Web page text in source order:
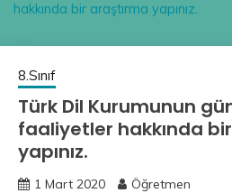
hakkında bir araştırma yapınız.
8.Sınıf
Türk Dil Kurumunun
faaliyetler hakkında
yapınız.
1 Mart 2020 Öğretmen